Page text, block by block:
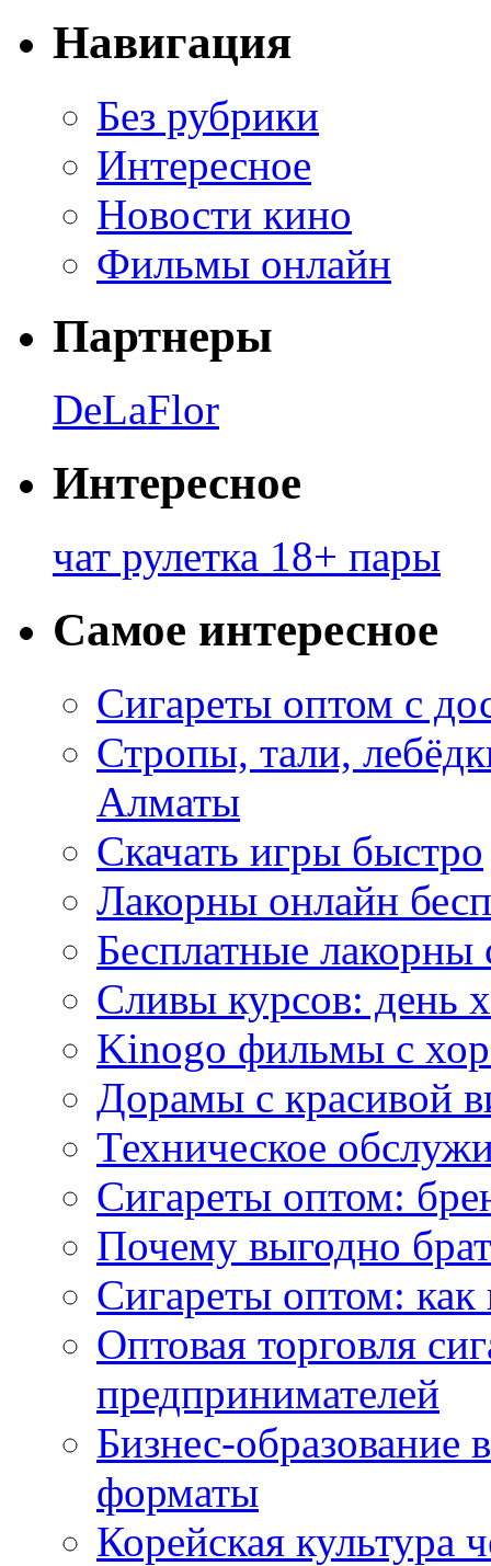
Навигация
Без рубрики
Интересное
Новости кино
Фильмы онлайн
Партнеры
DeLaFlor
Интересное
чат рулетка 18+ пары
Самое интересное
Сигареты оптом с
Стропы, тали,
Алматы
Скачать игры быстро
Лакорны онлайн
Бесплатные лакорны
Сливы курсов: день
Kinogo фильмы с
Дорамы с красивой
Техническое
Сигареты оптом:
Почему выгодно
Сигареты оптом: как
Оптовая торговля
предпринимателей
Бизнес-образование
форматы
Корейская культура